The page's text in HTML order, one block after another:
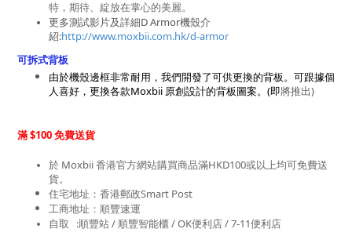
特，期待、綻放在掌心的美麗。
更多測試影片及詳細D Armor機殼介
紹:http://www.moxbii.com.hk/d-armor
可拆式背板
由於機殼邊框非常耐用，我們開發了可供更換的背板。可跟據個
人喜好，更換各款Moxbii 原創設計的背板圖案。(即將推出)
滿 $100 免費送貨
於 Moxbii 香港官方網站購買商品滿HKD100或以上均可免費送
貨。
住宅地址：香港郵政Smart Post
工商地址：順豐速運
自取   :順豐站 / 順豐智能櫃 / OK便利店 / 7-11便利店